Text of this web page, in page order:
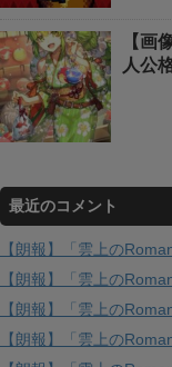
【画
人公
最近のコメント
【朗報】「雲上の
【朗報】「雲上の
【朗報】「雲上の
【朗報】「雲上の